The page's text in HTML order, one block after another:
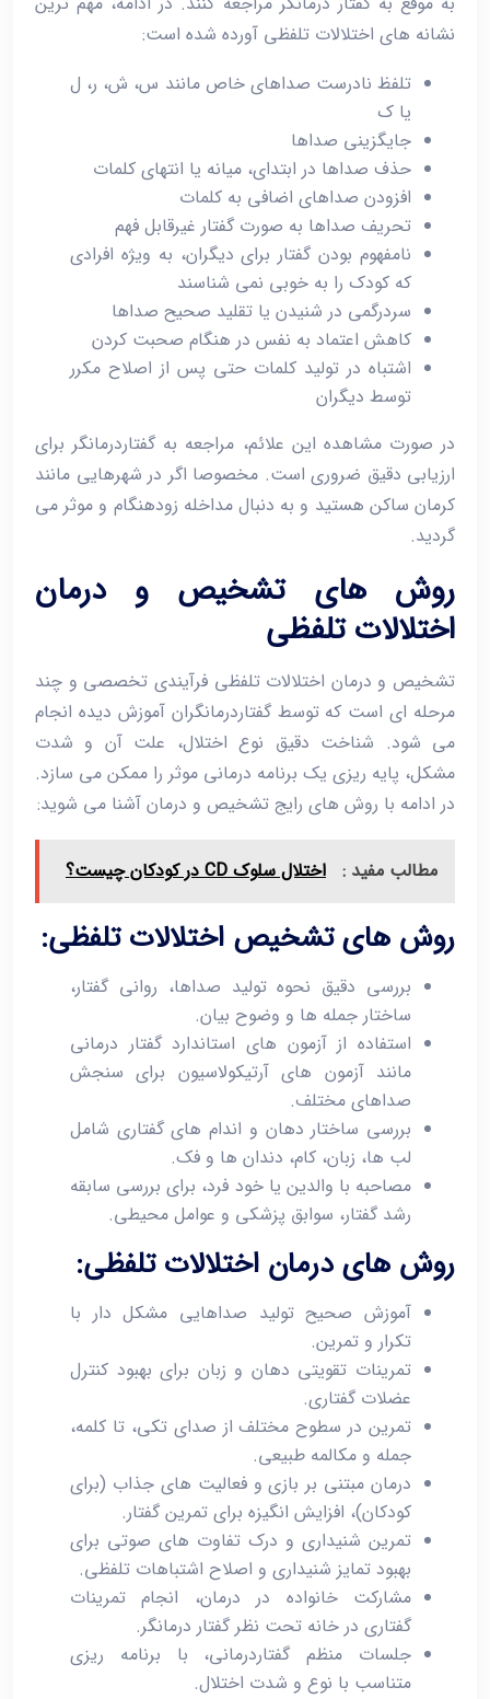
نشانه‌ های اختلالات تلفظی آورده شده است:
تلفظ نادرست صداهای خاص مانند س، ش، ر، ل
یا ک
جایگزینی صداها
حذف صداها در ابتدای، میانه یا انتهای کلمات
افزودن صداهای اضافی به کلمات
تحریف صداها به صورت گفتار غیرقابل‌ فهم
نامفهوم بودن گفتار برای دیگران، به‌ ویژه افرادی
که کودک را به خوبی نمی ‌شناسند
سردرگمی در شنیدن یا تقلید صحیح صداها
کاهش اعتماد به نفس در هنگام صحبت کردن
اشتباه در تولید کلمات حتی پس از اصلاح مکرر
توسط دیگران
در صورت مشاهده این علائم، مراجعه به گفتاردرمانگر برای
ارزیابی دقیق ضروری است. مخصوصا اگر در شهرهایی مانند
کرمان ساکن هستید و به دنبال مداخله زودهنگام و موثر می‌
گردید.
روش های تشخیص و درمان
اختلالات تلفظی
تشخیص و درمان اختلالات تلفظی فرآیندی تخصصی و چند
مرحله‌ ای است که توسط گفتاردرمانگران آموزش ‌دیده انجام
می ‌شود. شناخت دقیق نوع اختلال، علت آن و شدت
مشکل، پایه ‌ریزی یک برنامه درمانی موثر را ممکن می‌ سازد.
در ادامه با روش ‌های رایج تشخیص و درمان آشنا می ‌شوید:
مطالب مفید : اختلال سلوک CD در کودکان چیست؟
روش ‌های تشخیص اختلالات تلفظی:
بررسی دقیق نحوه تولید صداها، روانی گفتار،
ساختار جمله ‌ها و وضوح بیان.
استفاده از آزمون‌ های استاندارد گفتار درمانی
مانند آزمون‌ های آرتیکولاسیون برای سنجش
صداهای مختلف.
بررسی ساختار دهان و اندام‌ های گفتاری شامل
لب ‌ها، زبان، کام، دندان‌ ها و فک.
مصاحبه با والدین یا خود فرد، برای بررسی سابقه
رشد گفتار، سوابق پزشکی و عوامل محیطی.
روش‌ های درمان اختلالات تلفظی:
آموزش صحیح تولید صداهایی مشکل ‌دار با
تکرار و تمرین.
تمرینات تقویتی دهان و زبان برای بهبود کنترل
عضلات گفتاری.
تمرین در سطوح مختلف از صدای تکی، تا کلمه،
جمله و مکالمه طبیعی.
درمان مبتنی بر بازی و فعالیت‌ های جذاب (برای
کودکان)، افزایش انگیزه برای تمرین گفتار.
تمرین شنیداری و درک تفاوت ‌های صوتی برای
بهبود تمایز شنیداری و اصلاح اشتباهات تلفظی.
مشارکت خانواده در درمان، انجام تمرینات
گفتاری در خانه تحت نظر گفتار درمانگر.
جلسات منظم گفتاردرمانی، با برنامه ‌ریزی
متناسب با نوع و شدت اختلال.